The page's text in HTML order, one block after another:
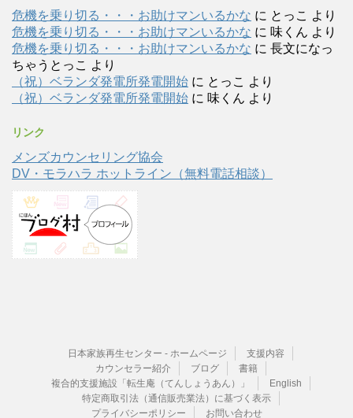
危機を乗り切る・・・お助けマンいるかな に とっこ より
危機を乗り切る・・・お助けマンいるかな に 味くん より
危機を乗り切る・・・お助けマンいるかな に 長文になっ
ちゃうとっこ より
（祝）ベランダ発電所発電開始 に とっこ より
（祝）ベランダ発電所発電開始 に 味くん より
リンク
メンズカウンセリング協会
DV・モラハラ ホットライン（無料電話相談）
日本家族再生センター - ホームページ
支援内容
カウンセラー紹介
ブログ
書籍
複合的支援施設「転生庵（てんしょうあん）」
English
特定商取引法（通信販売業法）に基づく表示
プライバシーポリシー
お問い合わせ